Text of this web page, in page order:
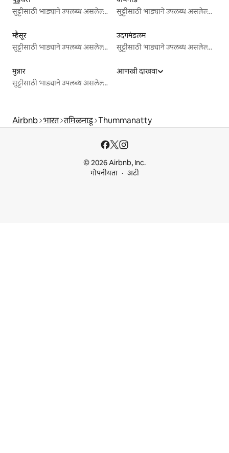
सुट्टीसाठी भाड्याने उपलब्ध असलेल्या जागा
सुट्टीसाठी भाड्याने उपलब्ध असलेल्या जागा
म्हैसूर
सुट्टीसाठी भाड्याने उपलब्ध असलेल्या जागा
उदगमंडलम
सुट्टीसाठी भाड्याने उपलब्ध असलेल्या जागा
मुन्नार
सुट्टीसाठी भाड्याने उपलब्ध असलेल्या जागा
आणखी दाखवा
Airbnb भारत तमिळनाडू Thummanatty
© 2026 Airbnb, Inc.
गोपनीयता
अटी